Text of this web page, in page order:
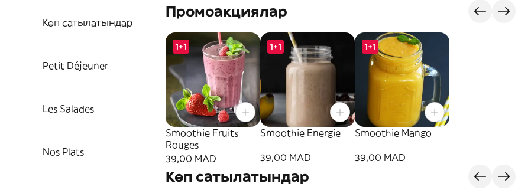
Көп сатылатындар
Petit Déjeuner
Les Salades
Nos Plats
Промоакциялар
1+1
Smoothie Fruits
Rouges
39,00 MAD
1+1
Smoothie Energie
39,00 MAD
1+1
Smoothie Mango
39,00 MAD
Көп сатылатындар